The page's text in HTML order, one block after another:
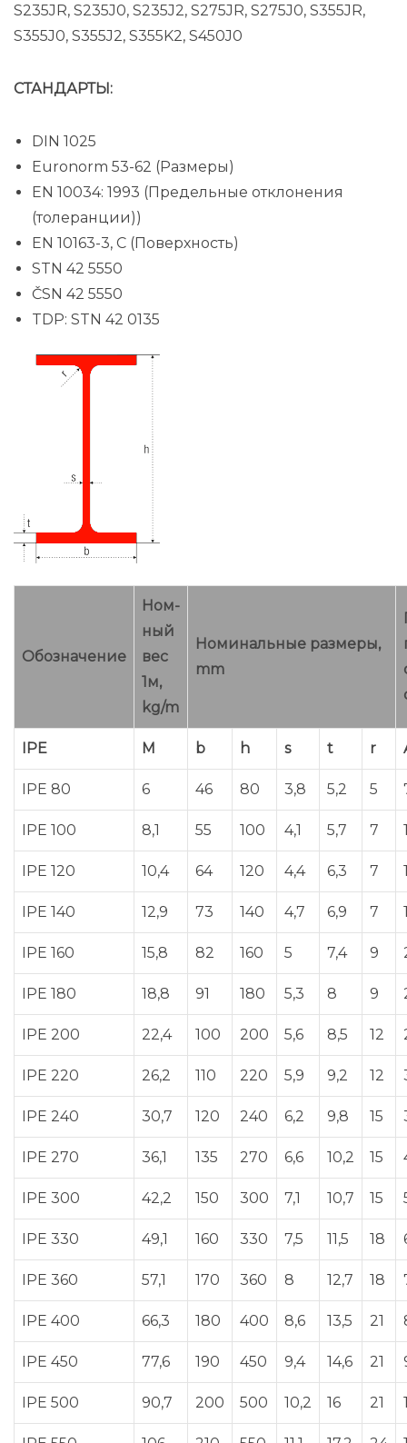
S235JR, S235J0, S235J2, S275JR, S275J0, S355JR,
S355J0, S355J2, S355K2, S450J0
СТАНДАРТЫ:
DIN 1025
Euronorm 53-62 (Размеры)
EN 10034: 1993 (Предельные отклонения
(толеранции))
EN 10163-3, C (Поверхность)
STN 42 5550
ČSN 42 5550
TDP: STN 42 0135
Обозначение
Ном-
ный
вес
1м,
kg/m
Номинальные размеры,
mm
IPE M b h s t r
IPE 80 6 46 80 3,8 5,2 5
IPE 100 8,1 55 100 4,1 5,7 7
IPE 120 10,4 64 120 4,4 6,3 7
IPE 140 12,9 73 140 4,7 6,9 7
IPE 160 15,8 82 160 5 7,4 9
IPE 180 18,8 91 180 5,3 8 9
IPE 200 22,4 100 200 5,6 8,5 12
IPE 220 26,2 110 220 5,9 9,2 12
IPE 240 30,7 120 240 6,2 9,8 15
IPE 270 36,1 135 270 6,6 10,2 15
IPE 300 42,2 150 300 7,1 10,7 15
IPE 330 49,1 160 330 7,5 11,5 18
IPE 360 57,1 170 360 8 12,7 18
IPE 400 66,3 180 400 8,6 13,5 21
IPE 450 77,6 190 450 9,4 14,6 21
IPE 500 90,7 200 500 10,2 16 21